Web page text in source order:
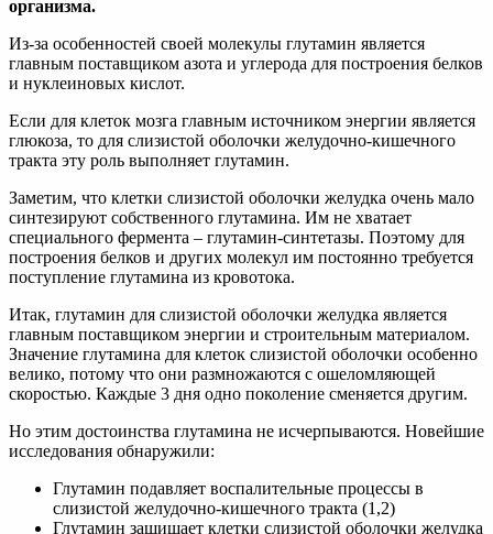
организма.
Из-за особенностей своей молекулы глутамин является
главным поставщиком азота и углерода для построения белков
и нуклеиновых кислот.
Если для клеток мозга главным источником энергии является
глюкоза, то для слизистой оболочки желудочно-кишечного
тракта эту роль выполняет глутамин.
Заметим, что клетки слизистой оболочки желудка очень мало
синтезируют собственного глутамина. Им не хватает
специального фермента – глутамин-синтетазы. Поэтому для
построения белков и других молекул им постоянно требуется
поступление глутамина из кровотока.
Итак, глутамин для слизистой оболочки желудка является
главным поставщиком энергии и строительным материалом.
Значение глутамина для клеток слизистой оболочки особенно
велико, потому что они размножаются с ошеломляющей
скоростью. Каждые 3 дня одно поколение сменяется другим.
Но этим достоинства глутамина не исчерпываются. Новейшие
исследования обнаружили:
Глутамин подавляет воспалительные процессы в
слизистой желудочно-кишечного тракта (1,2)
Глутамин защищает клетки слизистой оболочки желудка